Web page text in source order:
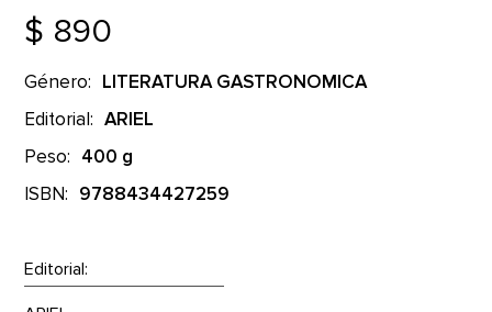
$ 890
Género: LITERATURA GASTRONOMICA
Editorial: ARIEL
Peso: 400 g
ISBN: 9788434427259
Editorial: